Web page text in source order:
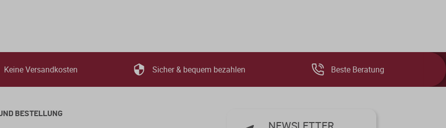
Keine Versandkosten Sicher & bequem bezahlen Beste Beratung
BESTELLUNG